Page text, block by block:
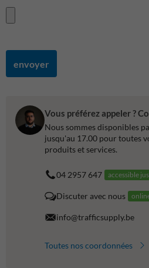
envoyer
Vous préférez appeler ?
Nous sommes disponibles
jusqu'au 17.00 pour toutes
produits et services.
04 2957 647 accessible
Discuter avec nous
info@trafficsupply.be
Toutes nos coordonnées